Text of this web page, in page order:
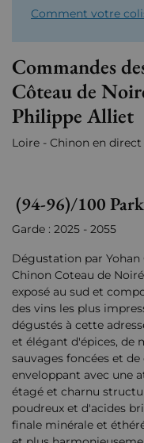
Comment votre
Commandes
Côteau de
Philippe Alliet
Loire - Chinon en
(94-96)/100
Garde : 2025 - 2055
Dégustation par Yohan
Chinon Coteau de
exposé au sud et
des vins les plus
dégustés à cette
et élégant d'épices, de
sauvages foncées et
enveloppant avec une
étagé et charnu
poudreux et d'acides
finale minérale et